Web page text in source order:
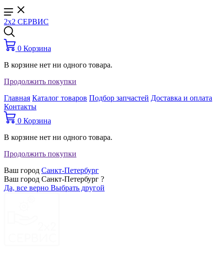
2x2 СЕРВИС
0 Корзина
В корзине нет ни одного товара.
Продолжить покупки
Главная Каталог товаров Подбор запчастей Доставка и оплата
Контакты
0 Корзина
В корзине нет ни одного товара.
Продолжить покупки
Ваш город Санкт-Петербург
Ваш город Санкт-Петербург ?
Да, все верно Выбрать другой